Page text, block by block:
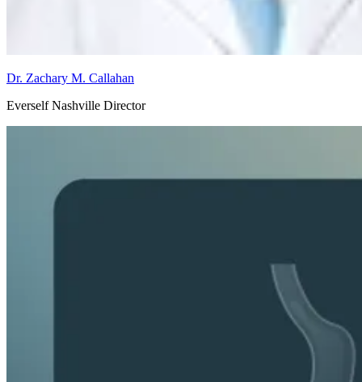
Dr. Zachary M. Callahan
Everself Nashville Director